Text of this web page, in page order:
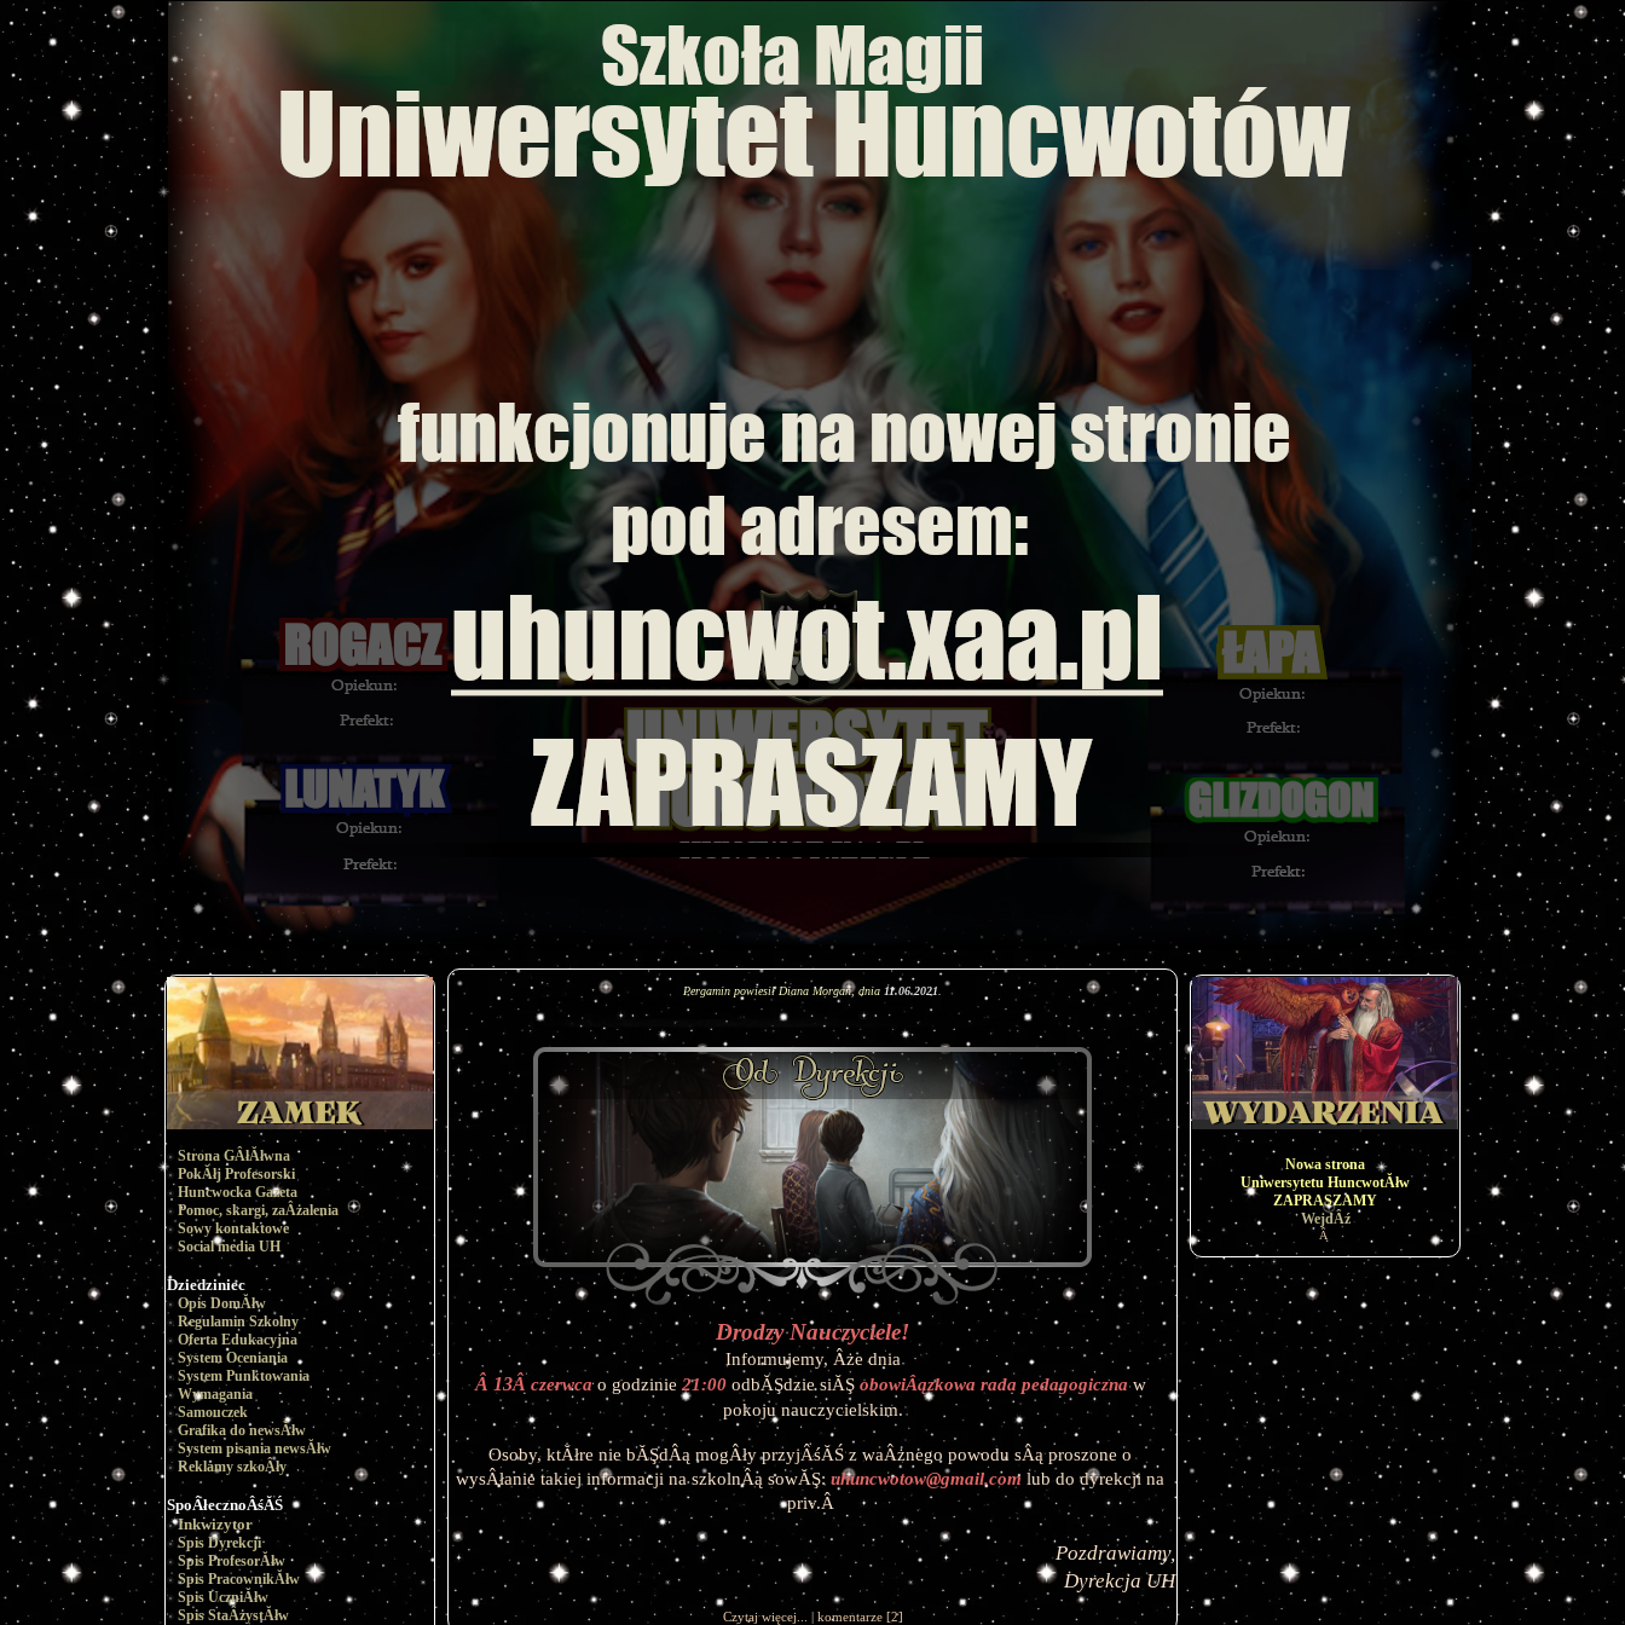
Strona GÂłĂłwna
PokĂłj Profesorski
Huncwocka Gazeta
Pomoc, skargi, zaÂżalenia
Sowy kontaktowe
Social media UH
Dziedziniec
Opis DomĂłw
Regulamin Szkolny
Oferta Edukacyjna
System Oceniania
System Punktowania
Wymagania
Samouczek
Grafika do newsĂłw
System pisania newsĂłw
Reklamy szkoÂły
SpoÂłecznoÂśĂŚ
Inkwizytor
Spis Dyrekcji
Spis ProfesorĂłw
Spis PracownikĂłw
Spis UczniĂłw
Spis StaÂżystĂłw
Pergamin powiesił Diana Morgan, dnia 11.06.2021
Drodzy Nauczyciele!
Informujemy, Âże dnia
Â 13Â czerwca o godzinie 21:00 odbĂŞdzie siĂŞ obowiÂązkowa rada pedagogiczna w
pokoju nauczycielskim.
Osoby, ktĂłre nie bĂŞdÂą mogÂły przyjÂśĂŚ z waÂżnego powodu sÂą proszone o
wysÂłanie takiej informacji na szkolnÂą sowĂŞ: uhuncwotow@gmail.com lub do dyrekcji na
priv.Â
Pozdrawiamy,
Dyrekcja UH
Czytaj więcej... | komentarze[2]
Nowa strona
Uniwersytetu HuncwotĂłw
ZAPRASZAMY
WejdÂź
Â